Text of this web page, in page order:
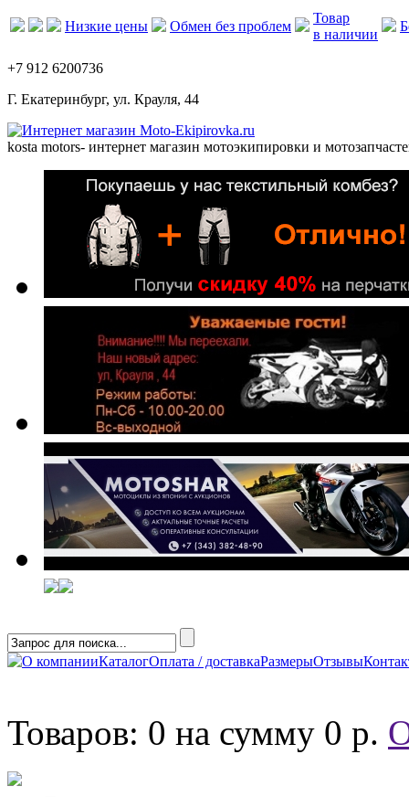
Низкие цены Обмен без проблем
Товар
в наличии
+7 912 6200736
Г. Екатеринбург, ул. Крауля, 44
kosta motors- интернет магазин мотоэкипировки и
О компанииКаталогОплата / доставкаРазмерыОтзывы
Товаров: 0 на сумму 0 р.